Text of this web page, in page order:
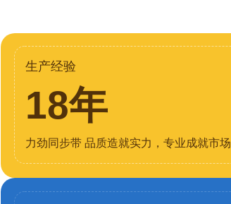
生产经验
18年
力劲同步带 品质造就实力，专业成就市场